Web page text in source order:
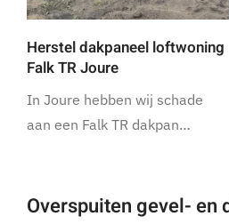
Herstel dakpaneel loftwoning
Falk TR Joure
In Joure hebben wij schade
aan een Falk TR dakpan…
Overspuiten gevel- en